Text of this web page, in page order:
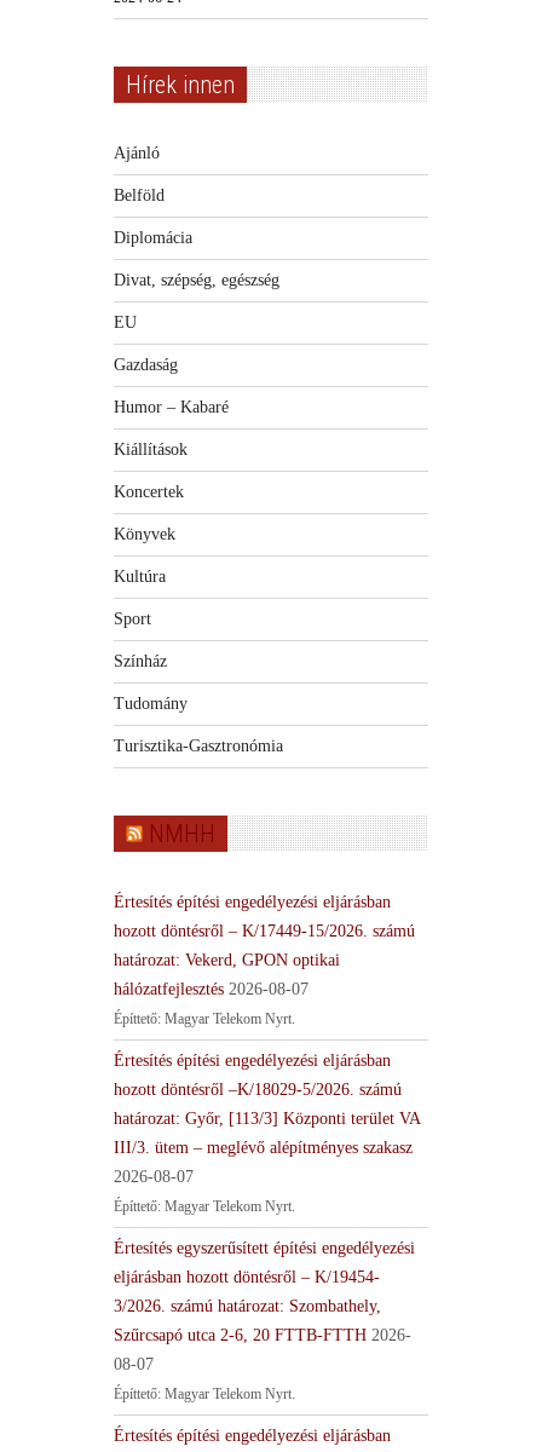
Hírek innen
Ajánló
Belföld
Diplomácia
Divat, szépség, egészség
EU
Gazdaság
Humor – Kabaré
Kiállítások
Koncertek
Könyvek
Kultúra
Sport
Színház
Tudomány
Turisztika-Gasztronómia
NMHH
Értesítés építési engedélyezési eljárásban
hozott döntésről – K/17449-15/2026. számú
határozat: Vekerd, GPON optikai
hálózatfejlesztés 2026-08-07
Építtető: Magyar Telekom Nyrt.
Értesítés építési engedélyezési eljárásban
hozott döntésről –K/18029-5/2026. számú
határozat: Győr, [113/3] Központi terület VA
III/3. ütem – meglévő alépítményes szakasz
2026-08-07
Építtető: Magyar Telekom Nyrt.
Értesítés egyszerűsített építési engedélyezési
eljárásban hozott döntésről – K/19454-
3/2026. számú határozat: Szombathely,
Szűrcsapó utca 2-6, 20 FTTB-FTTH 2026-
08-07
Építtető: Magyar Telekom Nyrt.
Értesítés építési engedélyezési eljárásban